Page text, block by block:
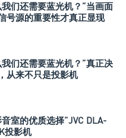
们还需要蓝光机？”当画面
号源的重要性才真正显现
们还需要蓝光机？”真正决
从来不只是投影机
室的优质选择”JVC DLA-
投影机